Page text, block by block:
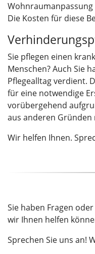
Die Kosten für diese
Sie pflegen einen
Menschen? Auch Sie
Pflegealltag verdient.
für eine notwendige
vorübergehend
aus anderen
Wir helfen Ihnen.
Sie haben Fragen
wir Ihnen helfen
Sprechen Sie uns an!